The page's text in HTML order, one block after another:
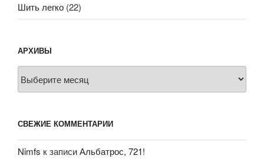
Шить легко (22)
АРХИВЫ
Архивы
СВЕЖИЕ КОММЕНТАРИИ
Nimfs к записиАльбатрос, 721!